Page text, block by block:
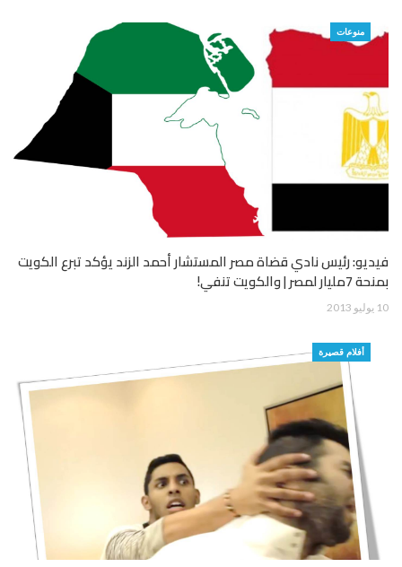
منوعات
فيديو: رئيس نادي قضاة مصر المستشار أحمد الزند يؤكد تبرع الكويت
بمنحة 7مليار لمصر | والكويت تنفي!
10 يوليو 2013
أفلام قصيرة